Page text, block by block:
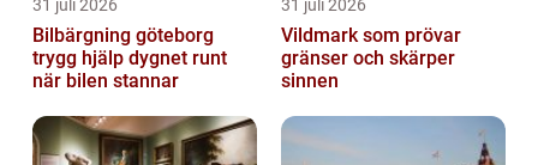
31 juli 2026
Bilbärgning göteborg
trygg hjälp dygnet runt
när bilen stannar
31 juli 2026
Vildmark som prövar
gränser och skärper
sinnen